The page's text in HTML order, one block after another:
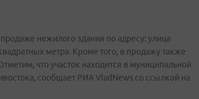
нежилого здания по адресу: улица
метра. Кроме того, в продажу также
что участок находится в муниципальной
сообщает РИА VladNews со ссылкой на